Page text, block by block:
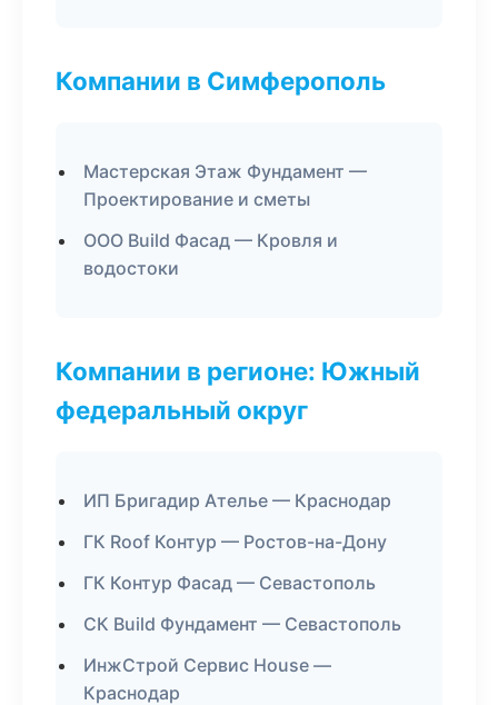
Компании в Симферополь
Мастерская Этаж Фундамент —
Проектирование и сметы
ООО Build Фасад — Кровля и
водостоки
Компании в регионе: Южный
федеральный округ
ИП Бригадир Ателье — Краснодар
ГК Roof Контур — Ростов-на-Дону
ГК Контур Фасад — Севастополь
СК Build Фундамент — Севастополь
ИнжСтрой Сервис House —
Краснодар